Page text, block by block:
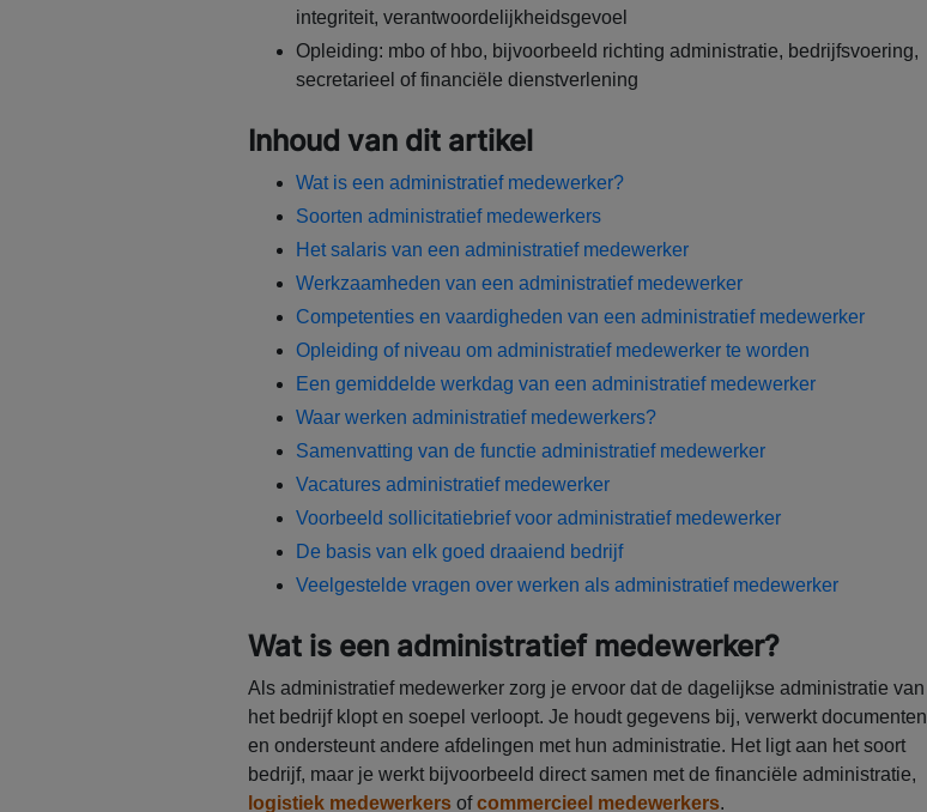
integriteit, verantwoordelijkheidsgevoel
Opleiding: mbo of hbo, bijvoorbeeld richting administratie, bedrijfsvoering,
secretarieel of financiële dienstverlening
Inhoud van dit artikel
Wat is een administratief medewerker?
Soorten administratief medewerkers
Het salaris van een administratief medewerker
Werkzaamheden van een administratief medewerker
Competenties en vaardigheden van een administratief medewerker
Opleiding of niveau om administratief medewerker te worden
Een gemiddelde werkdag van een administratief medewerker
Waar werken administratief medewerkers?
Samenvatting van de functie administratief medewerker
Vacatures administratief medewerker
Voorbeeld sollicitatiebrief voor administratief medewerker
De basis van elk goed draaiend bedrijf
Veelgestelde vragen over werken als administratief medewerker
Wat is een administratief medewerker?
Als administratief medewerker zorg je ervoor dat de dagelijkse administratie van
het bedrijf klopt en soepel verloopt. Je houdt gegevens bij, verwerkt documenten
en ondersteunt andere afdelingen met hun administratie. Het ligt aan het soort
bedrijf, maar je werkt bijvoorbeeld direct samen met de financiële administratie,
logistiek medewerkers ofcommercieel medewerkers.